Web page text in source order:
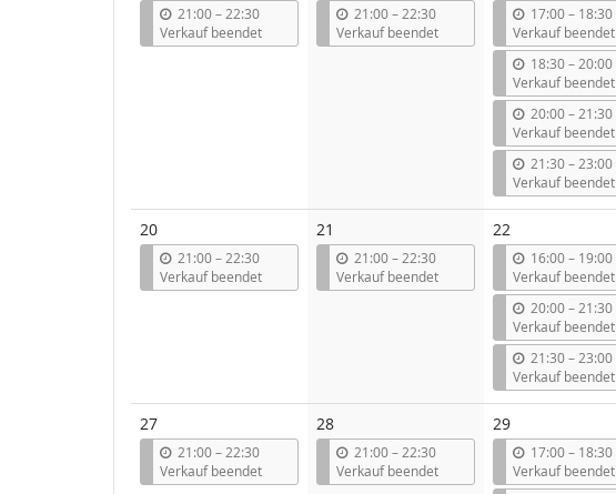
21:00–b
i
s
22:30
Verkauf beendet
21:00–b
i
s
22:30
Verkauf beendet
17:00–b
i
s
18:30
Verkauf beendet
18:30–b
i
s
20:00
Verkauf beendet
20:00–b
i
s
21:30
Verkauf beendet
21:30–b
i
s
23:00
Verkauf beendet
20
21:00–b
i
s
22:30
Verkauf beendet
21
21:00–b
i
s
22:30
Verkauf beendet
22
16:00–b
i
s
19:00
Verkauf beendet
20:00–b
i
s
21:30
Verkauf beendet
21:30–b
i
s
23:00
Verkauf beendet
27
21:00–b
i
s
22:30
Verkauf beendet
28
21:00–b
i
s
22:30
Verkauf beendet
29
17:00–b
i
s
18:30
Verkauf beendet